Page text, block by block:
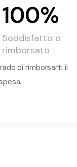
100%
Soddisfatto o
rimborsato
di rimborsarti il